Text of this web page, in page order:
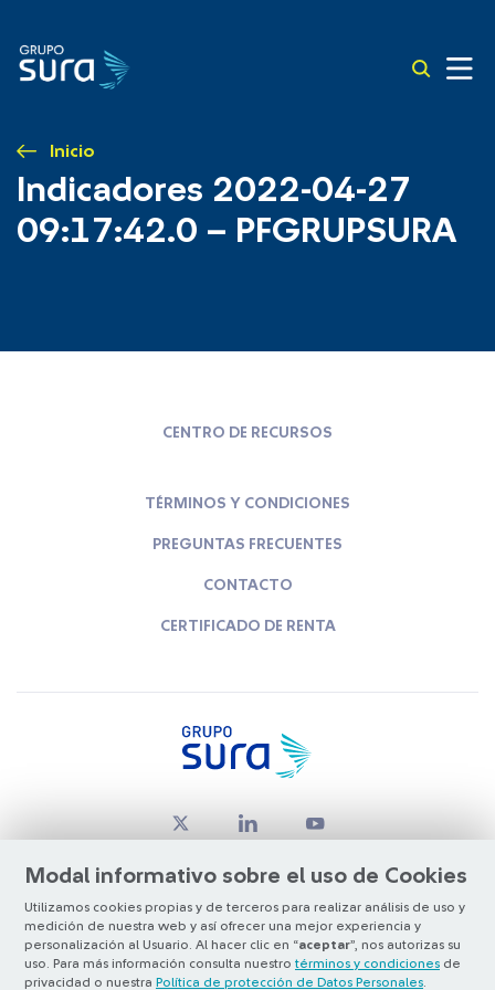
Inicio
Indicadores 2022-04-27
09:17:42.0 – PFGRUPSURA
Modal informativo sobre el uso de Cookies
Utilizamos cookies propias y de terceros para realizar análisis de uso y
medición de nuestra web y así ofrecer una mejor experiencia y
personalización al Usuario. Al hacer clic en “aceptar”, nos autorizas su
uso. Para más información consulta nuestro términos y condiciones de
privacidad o nuestra Política de protección de Datos Personales
CENTRO DE RECURSOS
TÉRMINOS Y CONDICIONES
PREGUNTAS FRECUENTES
CONTACTO
CERTIFICADO DE RENTA
© Copyright Grupo SURA 2026